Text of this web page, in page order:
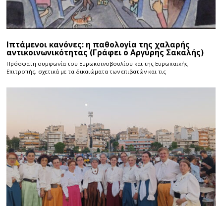
Ιπτάμενοι κανόνες: η παθολογία της χαλαρής
αντικοινωνικότητας (Γράφει ο Αργύρης Σακαλής)
Πρόσφατη συμφωνία του Ευρωκοινοβουλίου και της Ευρωπαικής
Επιτροπής, σχετικά με τα δικαιώματα των επιβατών και τις